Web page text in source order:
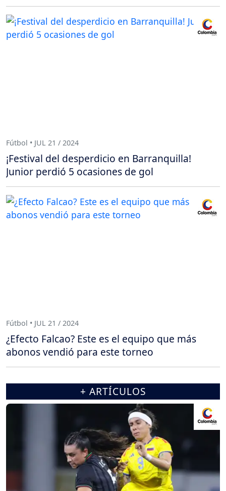
Fútbol • JUL 21 / 2024
¡Festival del desperdicio en Barranquilla!
Junior perdió 5 ocasiones de gol
Fútbol • JUL 21 / 2024
¿Efecto Falcao? Este es el equipo que más
abonos vendió para este torneo
+ ARTÍCULOS